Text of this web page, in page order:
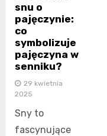
snu o
pajęczynie:
co
symbolizuje
pajęczyna w
senniku?
29 kwietnia
2025
Sny to
fascynujące